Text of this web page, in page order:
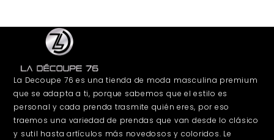
La Decoupe 76 es una tienda de moda masculina premium
que se adapta a ti, porque sabemos que el estilo es
personal y cada prenda trasmite quién eres, por eso
traemos una variedad de prendas que van desde lo clásico
y sutil hasta artículos más novedosos y coloridos. Le